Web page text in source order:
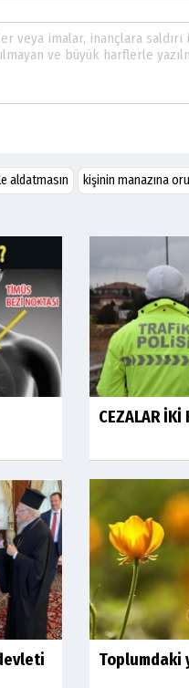
aldatmasın
kişinin manazına
CEZALAR İKİ
Toplumdaki